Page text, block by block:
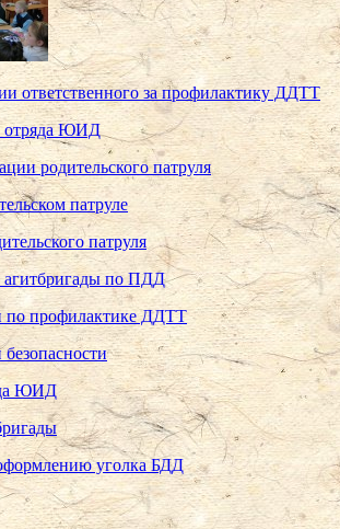
ответственного за профилактику ДДТТ
отряда ЮИД
родительского патруля
патруле
патруля
агитбригады по ПДД
по профилактике ДДТТ
ЮИД
уголка БДД